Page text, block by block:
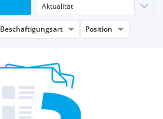
Beschäftigungsart Position